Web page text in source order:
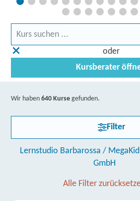
oder
Kursberater
Wir haben640 Kurse gefunden.
Filter
Lernstudio Barbarossa /
GmbH
Alle Filter